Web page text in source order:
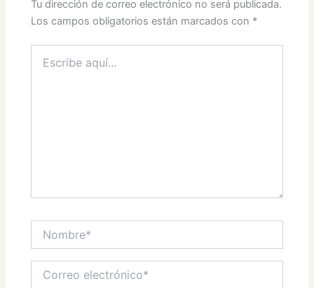
Tu dirección de correo electrónico no será publicada.
Los campos obligatorios están marcados con *
aquí...
electrónico*